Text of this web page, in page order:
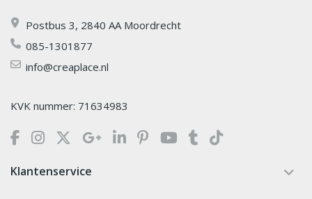
Postbus 3, 2840 AA Moordrecht
085-1301877
info@creaplace.nl
KVK nummer: 71634983
Klantenservice